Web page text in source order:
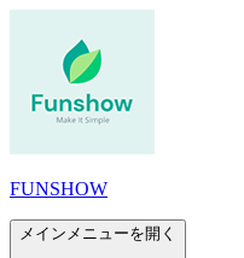
FUNSHOW
メインメニューを開く